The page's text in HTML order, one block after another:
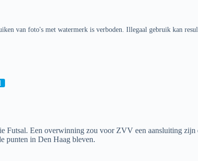
van foto's met watermerk is verboden. Illegaal gebruik kan
Futsal. Een overwinning zou voor ZVV een aansluiting
punten in Den Haag bleven.